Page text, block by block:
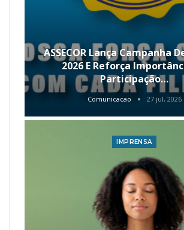
ASSECOR Lança Campanha
2026 E Reforça
Participação…
Comunicacao 27 jul, 2026
IMPRENSA